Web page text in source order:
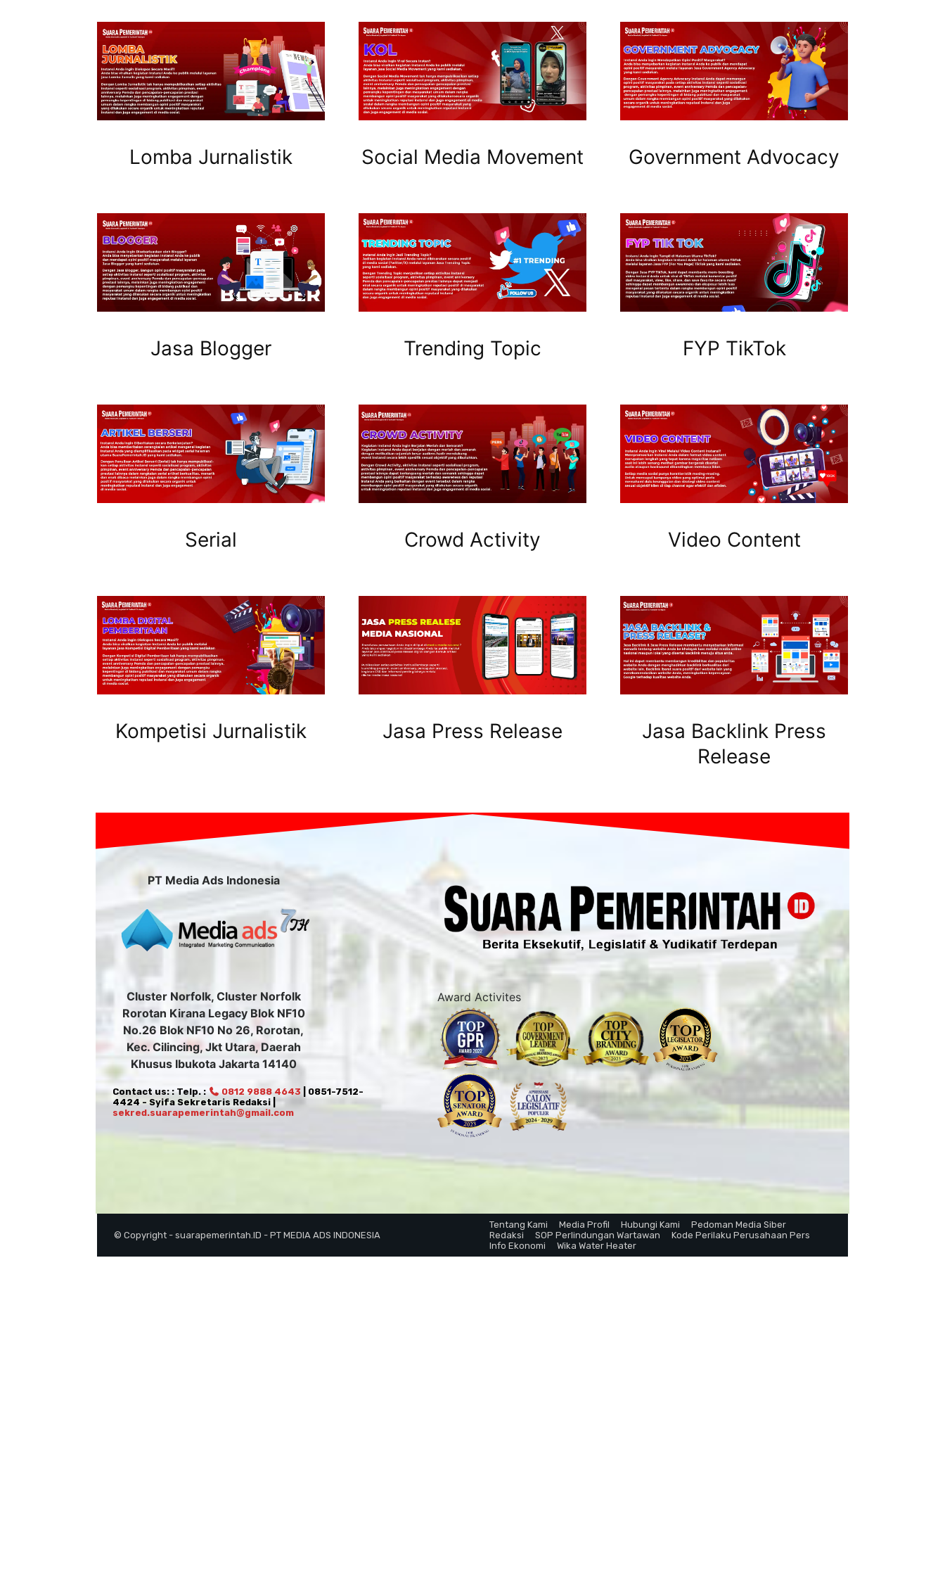
Lomba Jurnalistik
Jasa Blogger
Serial
Kompetisi Jurnalistik
Social Media Movement
Trending Topic
Crowd Activity
Jasa Press Release
Government Advocacy
FYP TikTok
Video Content
Jasa Backlink Press
Release
PT Media Ads Indonesia
Cluster Norfolk, Cluster Norfolk
Rorotan Kirana Legacy Blok NF10
No.26 Blok NF10 No 26, Rorotan,
Kec. Cilincing, Jkt Utara, Daerah
Khusus Ibukota Jakarta 14140
Contact us: : Telp. : 0812 9888 4643 | 0851-7512-
4424 - Syifa Sekretaris Redaksi |
sekred.suarapemerintah@gmail.com
Award Activites
© Copyright - suarapemerintah.ID - PT MEDIA ADS INDONESIA
Tentang Kami Media Profil Hubungi Kami
Pedoman Media Siber
Redaksi
SOP Perlindungan Wartawan
Kode Perilaku Perusahaan Pers
Info Ekonomi
Wika Water Heater